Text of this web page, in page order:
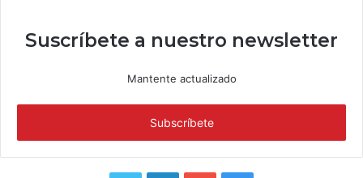
Suscríbete a nuestro newsletter
Mantente actualizado